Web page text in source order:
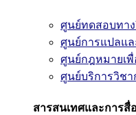
ศูนย์ทดสอบทา
ศูนย์การแปลแล
ศูนย์กฎหมายเ
ศูนย์บริการวิช
สารสนเทศและการสื่